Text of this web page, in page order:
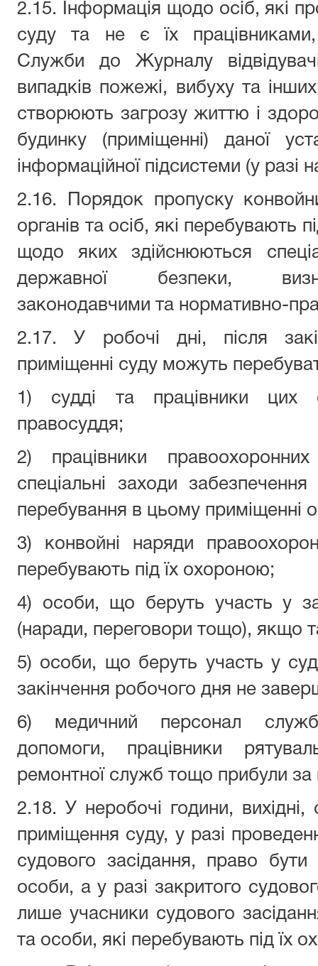
2.15. Інформація щодо осіб, які
суду та не є їх працівниками,
Служби до Журналу
випадків пожежі, вибуху та
створюють загрозу життю і
будинку (приміщенні) даної
інформаційної підсистеми (у разі
2.16. Порядок пропуску
органів та осіб, які перебувають
щодо яких здійснюються
державної безпеки,
законодавчими та нормативно-
2.17. У робочі дні, після
приміщенні суду можуть
1) судді та працівники цих
правосуддя;
2) працівники
спеціальні заходи
перебування в цьому приміщенні
3) конвойні наряди
перебувають під їх охороною;
4) особи, що беруть участь у
(наради, переговори тощо), якщо
5) особи, що беруть участь у
закінчення робочого дня не
6) медичний персонал
допомоги, працівники
ремонтної служб тощо прибули за
2.18. У неробочі години, вихідні,
приміщення суду, у разі
судового засідання, право
особи, а у разі закритого
лише учасники судового
та особи, які перебувають під їх